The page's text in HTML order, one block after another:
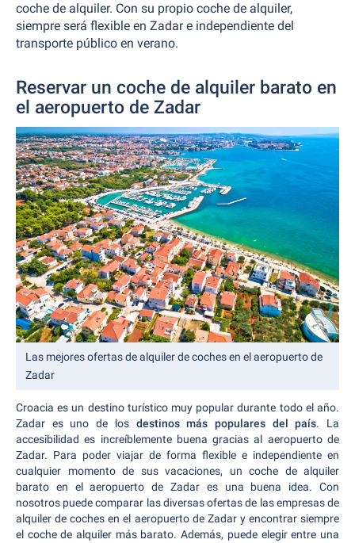
coche de alquiler. Con su propio coche de alquiler,
siempre será flexible en Zadar e independiente del
transporte público en verano.
Reservar un coche de alquiler barato en
el aeropuerto de Zadar
Las mejores ofertas de alquiler de coches en el aeropuerto de
Zadar
Croacia es un destino turístico muy popular durante todo el año.
Zadar es uno de los destinos más populares del país. La
accesibilidad es increíblemente buena gracias al aeropuerto de
Zadar. Para poder viajar de forma flexible e independiente en
cualquier momento de sus vacaciones, un coche de alquiler
barato en el aeropuerto de Zadar es una buena idea. Con
nosotros puede comparar las diversas ofertas de las empresas de
alquiler de coches en el aeropuerto de Zadar y encontrar siempre
el coche de alquiler más barato. Además, puede elegir entre una